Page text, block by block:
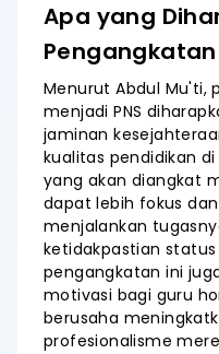
Apa yang
Pengangkatan
Menurut Abdul Mu'ti,
menjadi PNS
jaminan
kualitas pendidikan
yang akan diangkat
dapat lebih fokus
menjalankan
ketidakpastian
pengangkatan ini
motivasi bagi guru
berusaha
profesionalisme